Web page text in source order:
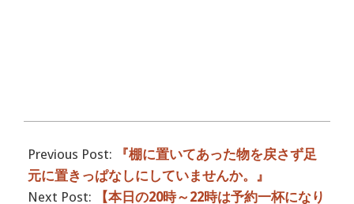
07-
10
Previous Post:
『棚に置いてあった物を戻さず足
元に置きっぱなしにしていませんか。』
Next Post:
【本日の20時～22時は予約一杯になり